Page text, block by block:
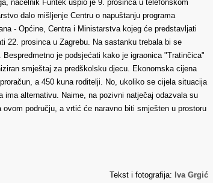
načelnik Funtek uspio je 9. prosinca u telefonskom
dalo mišljenje Centru o napuštanju programa
- Općine, Centra i Ministarstva kojeg će predstavljati
22. prosinca u Zagrebu. Na sastanku trebala bi se
je podsjećati kako je igraonica "Tratinčica"
smještaj za predškolsku djecu. Ekonomska cijena
a 450 kuna roditelji. No, ukoliko se cijela situacija
alternativu. Naime, na pozivni natječaj odazvala su
području, a vrtić će naravno biti smješten u prostoru
Tekst i fotografija: Iva Grgić